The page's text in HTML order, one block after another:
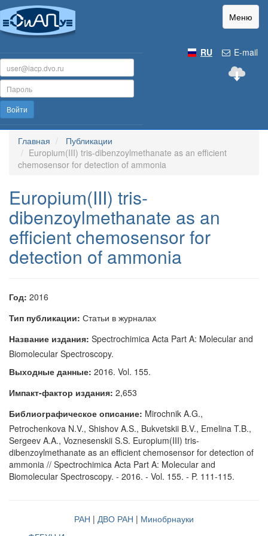
Меню
E-mail
RU
Войти
Главная
Публикации
Europium(III) tris-dibenzoylmethanate as an efficient
chemosensor for detection of ammonia
Europium(III) tris-
dibenzoylmethanate as an
efficient chemosensor for
detection of ammonia
Год: 2016
Тип публикации: Статьи в журналах
Название издания: Spectrochimica Acta Part A: Molecular and
Biomolecular Spectroscopy.
Выходные данные: 2016. Vol. 155.
Импакт-фактор издания: 2,653
Библиографическое описание: Mirochnik A.G.,
Petrochenkova N.V., Shishov A.S., Bukvetskii B.V., Emelina T.B.,
Sergeev A.A., Voznesenskii S.S. Europium(III) tris-
dibenzoylmethanate as an efficient chemosensor for detection of
ammonia // Spectrochimica Acta Part A: Molecular and
Biomolecular Spectroscopy. - 2016. - Vol. 155. - P. 111-115.
РАН | ДВО РАН | Минобрнауки